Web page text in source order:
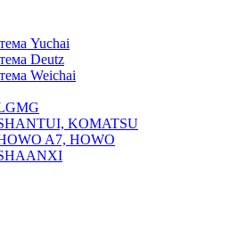
Yuchai
Deutz
Weichai
KOMATSU
A7, HOWO
SHAANXI